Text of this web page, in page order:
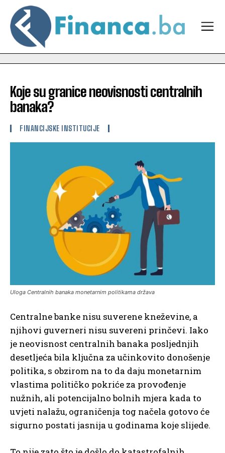
Koje su granice neovisnosti centralnih
banaka?
FINANCIJSKE INSTITUCIJE
Uloga Centralnih banaka monetarnim politikama država
Centralne banke nisu suverene kneževine, a
njihovi guverneri nisu suvereni prinčevi. Iako
je neovisnost centralnih banaka posljednjih
desetljeća bila ključna za učinkovito donošenje
politika, s obzirom na to da daju monetarnim
vlastima političko pokriće za provođenje
nužnih, ali potencijalno bolnih mjera kada to
uvjeti nalažu, ograničenja tog načela gotovo će
sigurno postati jasnija u godinama koje slijede.